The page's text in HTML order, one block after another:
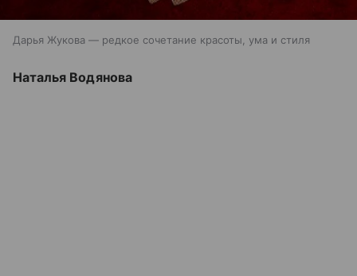
Дарья Жукова — редкое сочетание красоты, ума и стиля
Наталья Водянова